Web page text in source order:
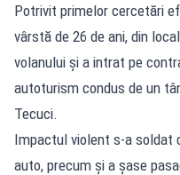
Potrivit primelor cercetări
vârstă de 26 de ani, din
volanului și a intrat pe
autoturism condus de un
Tecuci.
Impactul violent s-a soldat
auto, precum și a șase